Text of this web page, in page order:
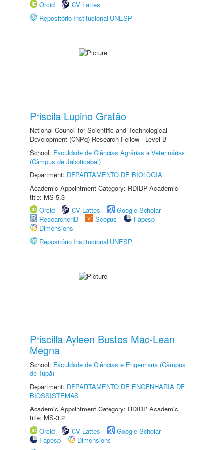
Orcid
CV Lattes
Repositório Institucional UNESP
Priscila Lupino Gratão
National Council for Scientific and Technological
Development (CNPq) Research Fellow - Level B
School: Faculdade de Ciências Agrárias e Veterinárias
(Câmpus de Jaboticabal)
Department: DEPARTAMENTO DE BIOLOGIA
Academic Appointment Category: RDIDP Academic
title: MS-5.3
Orcid
CV Lattes
Google Scholar
ResearcherID
Scopus
Fapesp
Dimensions
Repositório Institucional UNESP
Priscilla Ayleen Bustos Mac-Lean
Megna
School: Faculdade de Ciências e Engenharia (Câmpus
de Tupã)
Department: DEPARTAMENTO DE ENGENHARIA DE
BIOSSISTEMAS
Academic Appointment Category: RDIDP Academic
title: MS-3.2
Orcid
CV Lattes
Google Scholar
Fapesp
Dimensions